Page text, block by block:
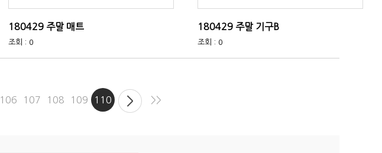
180429 주말 매트
조회 : 0
180429 주말 기구B
조회 : 0
106 107 108 109 110 >>